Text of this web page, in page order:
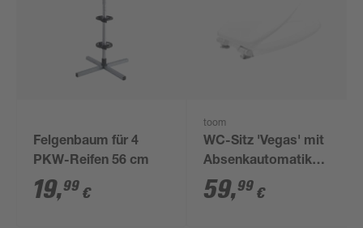
Felgenbaum für 4
PKW-Reifen 56 cm
19,99 €
toom
WC-Sitz 'Vegas' mit
Absenkautomatik
weiß Holzkern
59,99 €